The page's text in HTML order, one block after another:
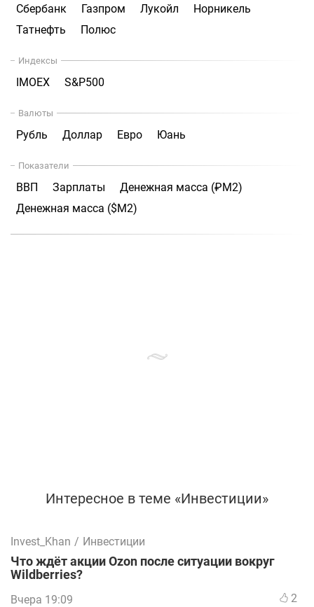
Сбербанк Газпром Лукойл
Норникель
Татнефть
Полюс
Индексы
IMOEX S&P500
Валюты
Рубль Доллар Евро Юань
Показатели
ВВП Зарплаты
Денежная масса (₽М2)
Денежная масса ($М2)
Интересное в теме «Инвестиции»
Invest_Khan / Инвестиции
Что ждёт акции Ozon после ситуации вокруг
Wildberries?
Вчера 19:09 2